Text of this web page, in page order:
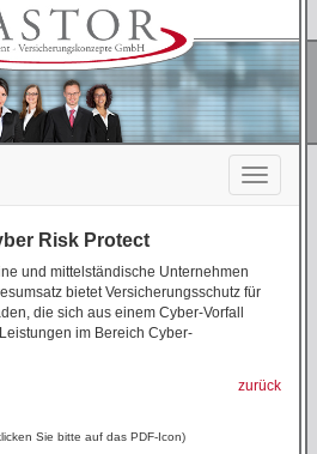
Risk Protect
und mittelständische Unternehmen
bietet Versicherungsschutz für
die sich aus einem Cyber-Vorfall
im Bereich Cyber-
zurück
Sie bitte auf das PDF-Icon)